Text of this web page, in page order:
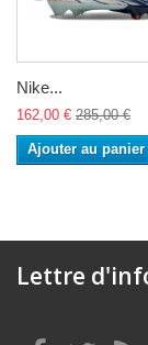
Nike...
162,00 € 285,00 €
Ajouter au panier
Lettre